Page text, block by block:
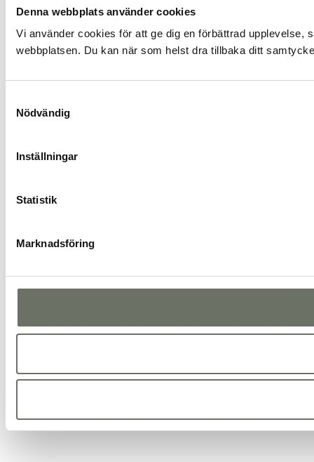
Denna webbplats använder cookies
Vi använder cookies för att ge dig en förbättrad
webbplatsen. Du kan när som helst dra tillbaka ditt
Nödvändig
Inställningar
Statistik
Marknadsföring